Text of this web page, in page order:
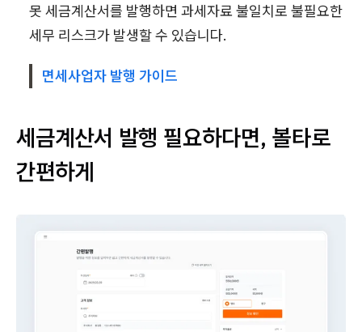
못 세금계산서를 발행하면 과세자료 불일치로 불필요한
세무 리스크가 발생할 수 있습니다.
면세사업자 발행 가이드
세금계산서 발행 필요하다면, 볼타로
간편하게